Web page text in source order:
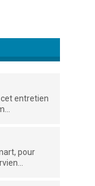
entretien
pour